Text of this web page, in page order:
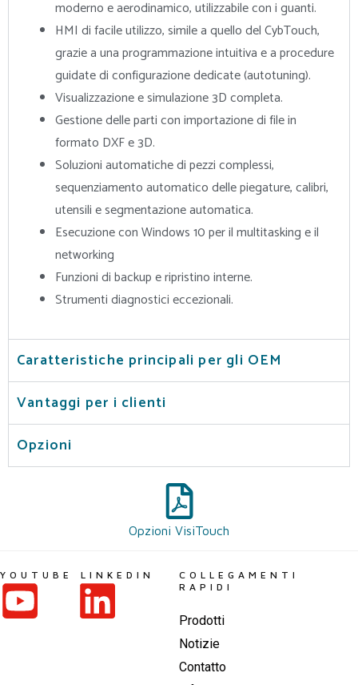
moderno e aerodinamico, utilizzabile con i guanti.
HMI di facile utilizzo, simile a quello del CybTouch,
grazie a una programmazione intuitiva e a procedure
guidate di configurazione dedicate (autotuning).
Visualizzazione e simulazione 3D completa.
Gestione delle parti con importazione di file in
formato DXF e 3D.
Soluzioni automatiche di pezzi complessi,
sequenziamento automatico delle piegature, calibri,
utensili e segmentazione automatica.
Esecuzione con Windows 10 per il multitasking e il
networking
Funzioni di backup e ripristino interne.
Strumenti diagnostici eccezionali.
Caratteristiche principali per gli OEM
Vantaggi per i clienti
Opzioni
Opzioni VisiTouch
COLLEGAMENTI
RAPIDI
Prodotti
Notizie
Contatto
YOUTUBE LINKEDIN